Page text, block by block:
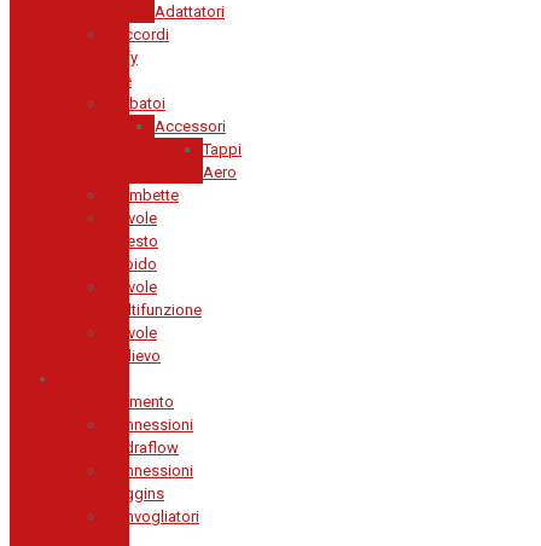
Adattatori
Raccordi
Jiffy
Tite
Serbatoi
Accessori
Tappi
Aero
Trombette
Valvole
Innesto
Rapido
Valvole
Multifunzione
Valvole
Prelievo
Raffreddamento
Connessioni
Hydraflow
Connessioni
Wiggins
Convogliatori